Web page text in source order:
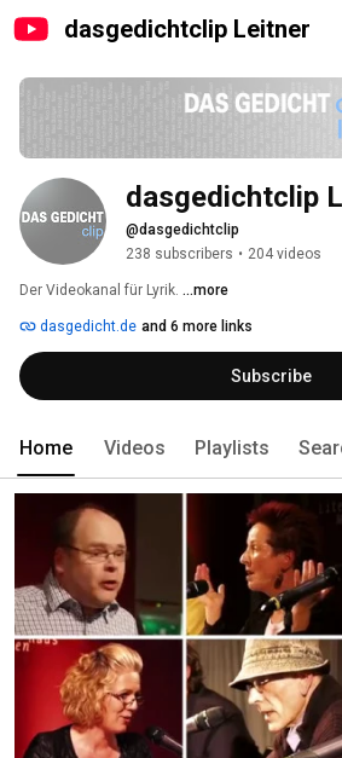
dasgedichtclip Leitner
dasgedichtclip
@dasgedichtclip
238 subscribers • 204 videos
Der Videokanal für Lyrik. ...more
dasgedicht.de and 6 more links
Subscribe
Home Videos Playlists